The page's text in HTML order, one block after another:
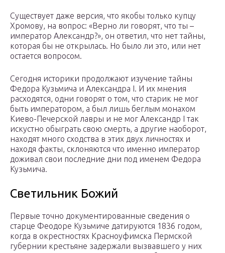
Существует даже версия, что якобы только купцу
Хромову, на вопрос: «Верно ли говорят, что ты –
император Александр?», он ответил, что нет тайны,
которая бы не открылась. Но было ли это, или нет
остается вопросом.
Сегодня историки продолжают изучение тайны
Федора Кузьмича и Александра I. И их мнения
расходятся, одни говорят о том, что старик не мог
быть императором, а был лишь беглым монахом
Киево-Печерской лавры и не мог Александр I так
искустно обыграть свою смерть, а другие наоборот,
находят много сходства в этих двух личностях и
находя факты, склоняются что именно император
доживал свои последние дни под именем Федора
Кузьмича.
Светильник Божий
Первые точно документированные сведения о
старце Феодоре Кузьмиче датируются 1836 годом,
когда в окрестностях Красноуфимска Пермской
губернии крестьяне задержали вызвавшего у них